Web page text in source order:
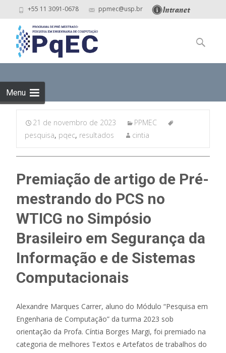
+55 11 3091-0678 ppmec@usp.br
Menu
to
content
Pesquisar
por:
21 de novembro de 2023
PPMEC
pesquisa, pqec, resultados cintia
Premiação de artigo de Pré-
mestrando do PCS no
WTICG no Simpósio
Brasileiro em Segurança da
Informação e de Sistemas
Computacionais
Alexandre Marques Carrer, aluno do Módulo “Pesquisa em
Engenharia de Computação” da turma 2023 sob
orientação da Profa. Cíntia Borges Margi, foi premiado na
categoria de melhores Textos e Artefatos de trabalhos do